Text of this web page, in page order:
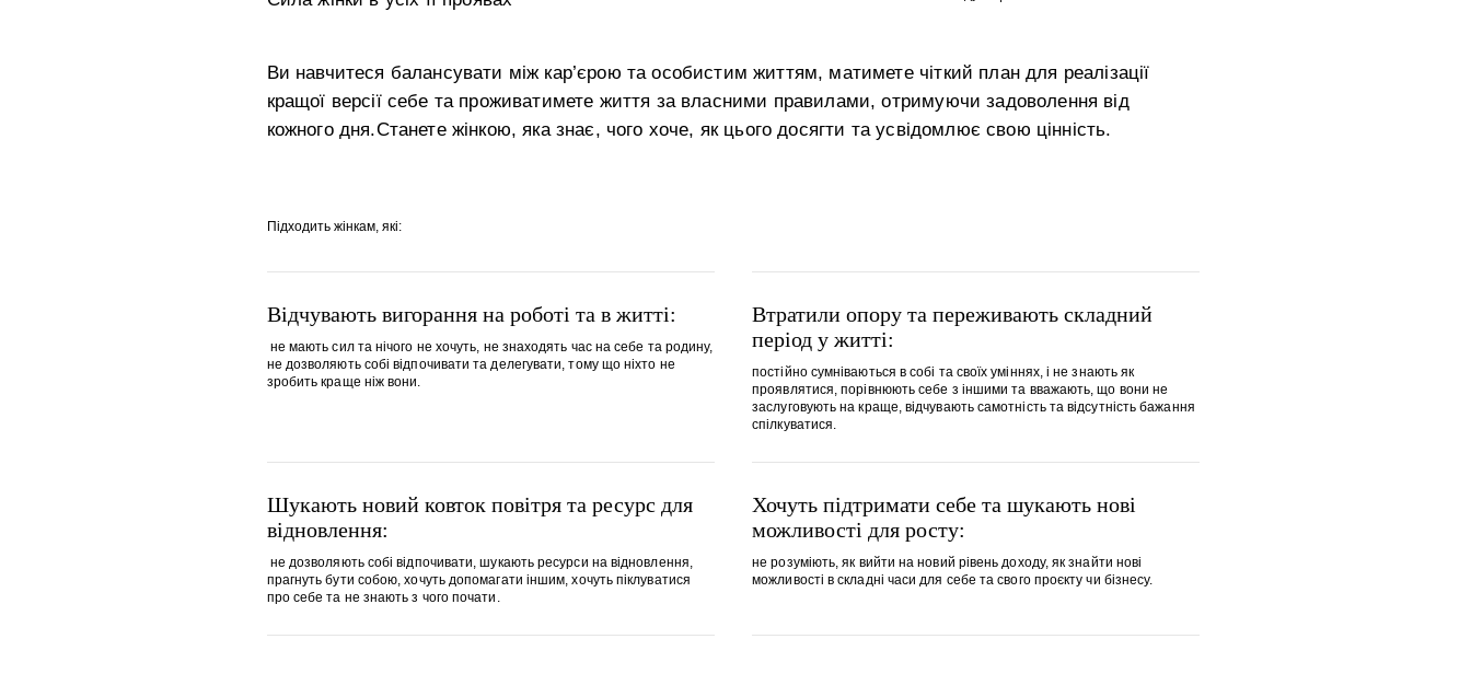
Ви навчитеся балансувати між кар’єрою та особистим життям, матимете чіткий план для реалізації
кращої версії себе та проживатимете життя за власними правилами, отримуючи задоволення від
кожного дня.Станете жінкою, яка знає, чого хоче, як цього досягти та усвідомлює свою цінність.
Підходить жінкам, які:
Відчувають вигорання на роботі та в житті:
не мають сил та нічого не хочуть, не знаходять час на себе та родину,
не дозволяють собі відпочивати та делегувати, тому що ніхто не
зробить краще ніж вони.
Втратили опору та переживають складний
період у житті:
постійно сумніваються в собі та своїх уміннях, і не знають як
проявлятися, порівнюють себе з іншими та вважають, що вони не
заслуговують на краще, відчувають самотність та відсутність бажання
спілкуватися.
Шукають новий ковток повітря та ресурс для
відновлення:
не дозволяють собі відпочивати, шукають ресурси на відновлення,
прагнуть бути собою, хочуть допомагати іншим, хочуть піклуватися
про себе та не знають з чого почати.
Хочуть підтримати себе та шукають нові
можливості для росту:
не розуміють, як вийти на новий рівень доходу, як знайти нові
можливості в складні часи для себе та свого проєкту чи бізнесу.